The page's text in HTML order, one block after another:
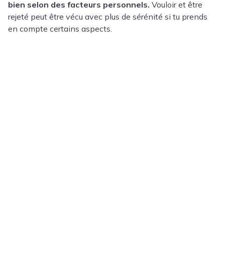
bien selon des facteurs personnels. Vouloir et être
rejeté peut être vécu avec plus de sérénité si tu prends
en compte certains aspects.